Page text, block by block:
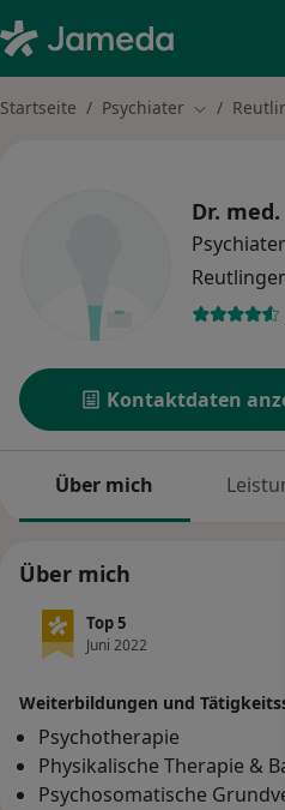
Startseite Psychiater Stadt
Dr. med.
Psychiater
Kontaktdaten
Über mich
Über mich
Top 5
Juni 2022
Weiterbildungen und
Psychotherapie
Physikalische Therapie &
Psychosomatische